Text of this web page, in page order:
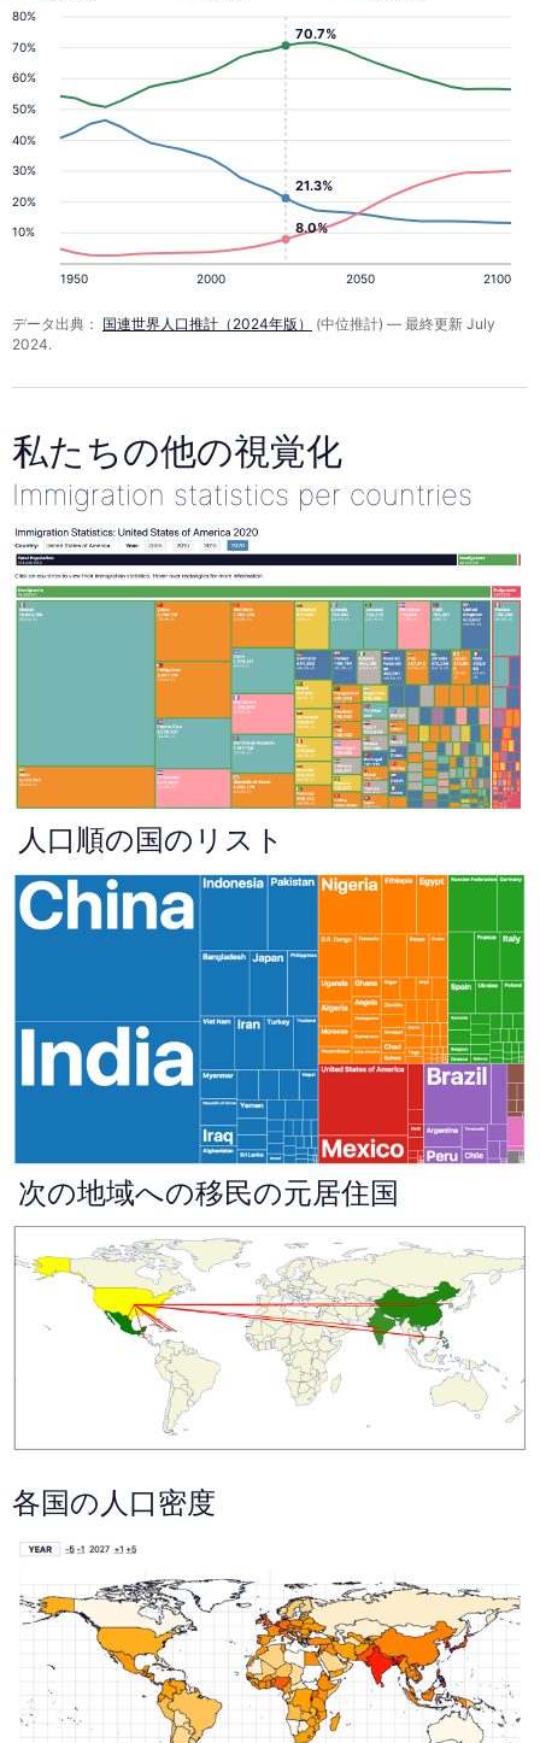
10%
20%
30%
40%
50%
60%
70%
80%
1950 2000 2050 2100
21.3%
8.0%
70.7%
データ出典： 国連世界人口推計（2024年版）
(中位推計) — 最終更新 July
2024.
私たちの他の視覚化
Immigration statistics per countries
人口順の国のリスト
次の地域への移民の元居住国
各国の人口密度